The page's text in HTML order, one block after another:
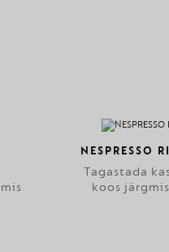
NESPRESSO
Tagastada
koos